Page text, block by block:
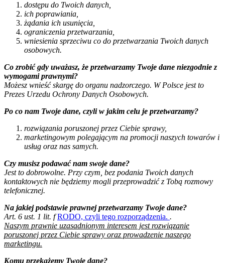
dostępu do Twoich danych,
ich poprawiania,
żądania ich usunięcia,
ograniczenia przetwarzania,
wniesienia sprzeciwu co do przetwarzania Twoich danych
osobowych.
Co zrobić gdy uważasz, że przetwarzamy Twoje dane niezgodnie z
wymogami prawnymi?
Możesz wnieść skargę do organu nadzorczego. W Polsce jest to
Prezes Urzedu Ochrony Danych Osobowych.
Po co nam Twoje dane, czyli w jakim celu je przetwarzamy?
rozwiązania poruszonej przez Ciebie sprawy,
marketingowym polegającym na promocji naszych towarów i
usług oraz nas samych.
Czy musisz podawać nam swoje dane?
Jest to dobrowolne. Przy czym, bez podania Twoich danych
kontaktowych nie będziemy mogli przeprowadzić z Tobą rozmowy
telefonicznej.
Na jakiej podstawie prawnej przetwarzamy Twoje dane?
Art. 6 ust. 1 lit. fRODO, czyli tego rozporządzenia. .
Naszym prawnie uzasadnionym interesem jest rozwiązanie
poruszonej przez Ciebie sprawy oraz prowadzenie naszego
marketingu.
Komu przekażemy Twoje dane?